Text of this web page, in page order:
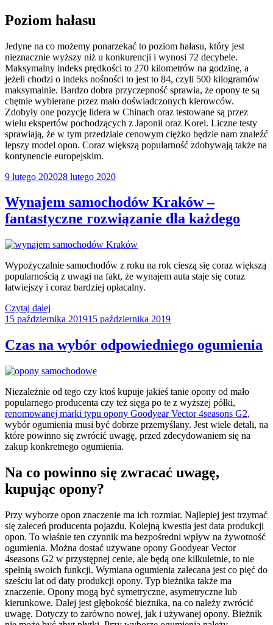
Poziom hałasu
Jedyne na co możemy ponarzekać to poziom hałasu, który jest
nieznacznie wyższy niż u konkurencji i wynosi 72 decybele.
Maksymalny indeks prędkości to 270 kilometrów na godzinę, a
jeżeli chodzi o indeks nośności to jest to 84, czyli 500 kilogramów
maksymalnie. Bardzo dobra przyczepność sprawia, że opony te są
chętnie wybierane przez mało doświadczonych kierowców.
Zdobyły one pozycję lidera w Chinach oraz testowane są przez
wielu ekspertów pochodzących z Japonii oraz Korei. Liczne testy
sprawiają, że w tym przedziale cenowym ciężko będzie nam znaleźć
lepszy model opon. Coraz większą popularność zdobywają także na
kontynencie europejskim.
Opublikowane
9 lutego 202028 lutego 2020
Wynajem samochodów Kraków –
fantastyczne rozwiązanie dla każdego
Wypożyczalnie samochodów z roku na rok cieszą się coraz większą
popularnością z uwagi na fakt, że wynajem auta staje się coraz
łatwiejszy i coraz bardziej opłacalny.
Czytaj dalej
samochodów
fantastyczne
dla
Opublikowane
15 października 201915 października 2019
Czas na wybór odpowiedniego ogumienia
Niezależnie od tego czy ktoś kupuje jakieś tanie opony od mało
popularnego producenta czy też sięga po te z wyższej półki,
renomowanej marki typu opony Goodyear Vector 4seasons G2,
wybór ogumienia musi być dobrze przemyślany. Jest wiele detali, na
które powinno się zwrócić uwagę, przed zdecydowaniem się na
zakup konkretnego ogumienia.
Na co powinno się zwracać uwagę,
kupując opony?
Przy wyborze opon znaczenie ma ich rozmiar. Najlepiej jest trzymać
się zaleceń producenta pojazdu. Kolejną kwestia jest data produkcji
opon. To właśnie ten czynnik ma bezpośredni wpływ na żywotność
ogumienia. Można dostać używane opony Goodyear Vector
4seasons G2 w przystępnej cenie, ale będą one kilkuletnie, to nie
spełnią swoich funkcji. Wymiana ogumienia zalecana jest co pięć do
sześciu lat od daty produkcji opony. Typ bieżnika także ma
znaczenie. Opony mogą być symetryczne, asymetryczne lub
kierunkowe. Dalej jest głębokość bieżnika, na co należy zwrócić
uwagę. Dotyczy to zarówno nowej, jak i używanej opony. Bieżnik